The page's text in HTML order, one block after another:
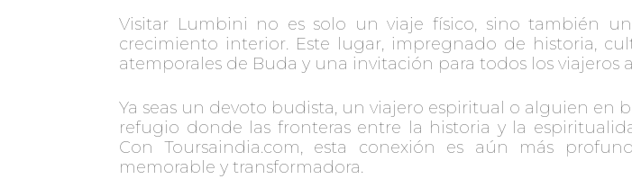
Visitar Lumbini no es solo un viaje físico, sino también
crecimiento interior. Este lugar, impregnado de historia,
atemporales de Buda y una invitación para todos los viajeros
Ya seas un devoto budista, un viajero espiritual o alguien en
refugio donde las fronteras entre la historia y la
Con Toursaindia.com, esta conexión es aún más
memorable y transformadora.